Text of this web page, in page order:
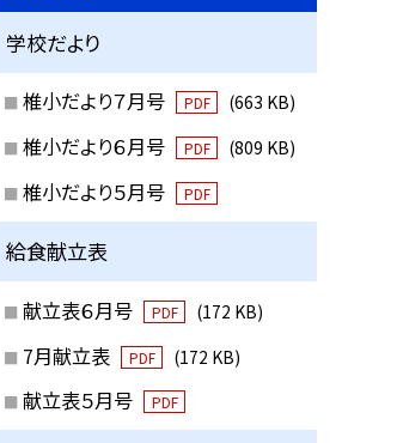
学校だより
椎小だより７月号 PDF (663 KB)
椎小だより６月号 PDF (809 KB)
椎小だより５月号 PDF
給食献立表
献立表６月号 PDF (172 KB)
7月献立表 PDF (172 KB)
献立表５月号 PDF